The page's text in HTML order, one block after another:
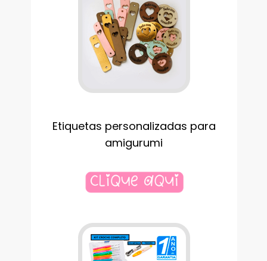
Etiquetas personalizadas para
amigurumi